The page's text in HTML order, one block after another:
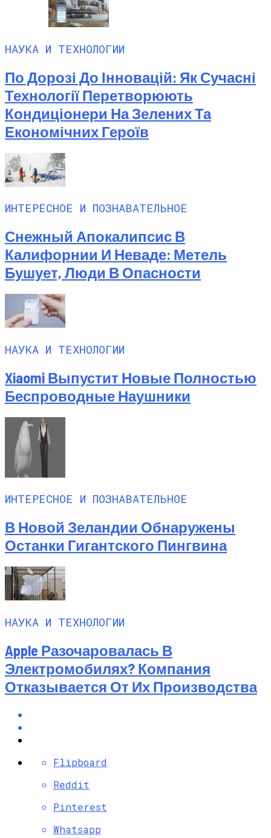
НАУКА И ТЕХНОЛОГИИ
По Дорозі До Інновацій: Як Сучасні
Технології Перетворюють
Кондиціонери На Зелених Та
Економічних Героїв
ИНТЕРЕСНОЕ И ПОЗНАВАТЕЛЬНОЕ
Снежный Апокалипсис В
Калифорнии И Неваде: Метель
Бушует, Люди В Опасности
НАУКА И ТЕХНОЛОГИИ
Xiaomi Выпустит Новые Полностью
Беспроводные Наушники
ИНТЕРЕСНОЕ И ПОЗНАВАТЕЛЬНОЕ
В Новой Зеландии Обнаружены
Останки Гигантского Пингвина
НАУКА И ТЕХНОЛОГИИ
Apple Разочаровалась В
Электромобилях? Компания
Отказывается От Их Производства
Flipboard
Reddit
Pinterest
Whatsapp